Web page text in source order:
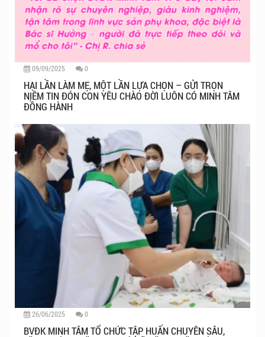
09/09/2025 0
HAI LẦN LÀM MẸ, MỘT LẦN LỰA CHỌN – GỬI TRỌN
NIỀM TIN ĐÓN CON YÊU CHÀO ĐỜI LUÔN CÓ MINH TÂM
ĐỒNG HÀNH
26/06/2025 0
BVĐK MINH TÂM TỔ CHỨC TẬP HUẤN CHUYÊN SÂU,